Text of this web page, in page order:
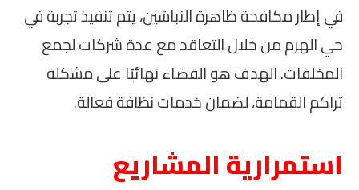
في إطار مكافحة ظاهرة النباشين، يتم تنفيذ تجربة في
حي الهرم من خلال التعاقد مع عدة شركات لجمع
المخلفات. الهدف هو القضاء نهائيًا على مشكلة
تراكم القمامة، لضمان خدمات نظافة فعالة.
استمرارية المشاريع